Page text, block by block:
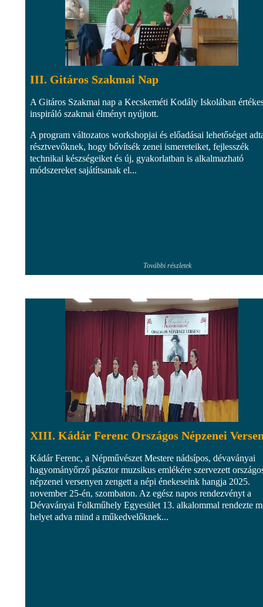
III. Gitáros Szakmai Nap
A Gitáros Szakmai nap a Kecskeméti Kodály Iskolában
inspiráló szakmai élményt nyújtott.
A program változatos workshopjai és előadásai lehetőséget
résztvevőknek, hogy bővítsék zenei ismereteiket, fejlesszék
technikai készségeiket és új, gyakorlatban is alkalmazható
módszereket sajátítsanak el...
További részletek
XIII. Kádár Ferenc Országos Népzenei
Kádár Ferenc, a Népművészet Mestere nádsípos, dévaványai
hagyományőrző pásztor muzsikus emlékére szervezett
népzenei versenyen zengett a népi énekeseink hangja 2025.
november 25-én, szombaton. Az egész napos rendezvényt a
Dévaványai Folkműhely Egyesület 13. alkalommal rendezte
helyet adva mind a műkedvelőknek...